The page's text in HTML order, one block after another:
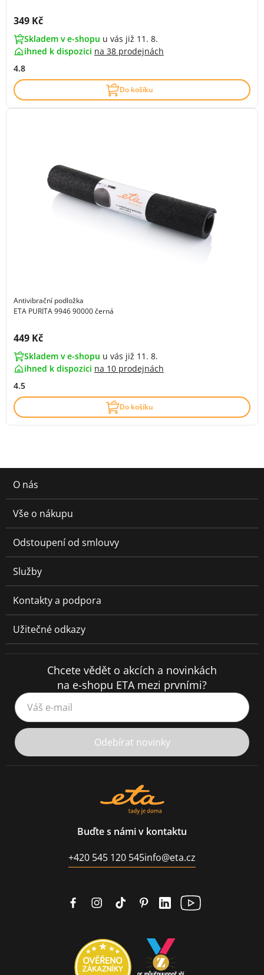
Cena s DPH:
349 Kč
Skladem v e-shopu u vás již 11. 8.
ihned k dispozici na 38 prodejnách
4.8
Do košíku
Antivibrační podložka
ETA PURITA 9946 90000 černá
Cena s DPH:
449 Kč
Skladem v e-shopu u vás již 11. 8.
ihned k dispozici na 10 prodejnách
4.5
Do košíku
O nás
Vše o nákupu
Odstoupení od smlouvy
Služby
Kontakty a podpora
Užitečné odkazy
Chcete vědět o akcích a novinkách
na e-shopu ETA mezi prvními?
Váš e-mail
Odebírat novinky
Buďte s námi v kontaktu
+420 545 120 545info@eta.cz